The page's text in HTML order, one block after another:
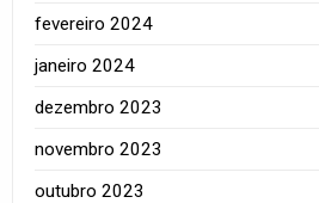
fevereiro 2024
janeiro 2024
dezembro 2023
novembro 2023
outubro 2023